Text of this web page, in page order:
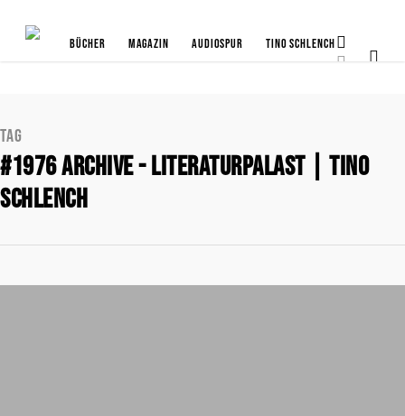
Bücher Magazin Audiospur Tino Schlench
Tag
#1976 Archive - Literaturpalast | Tino
Schlench